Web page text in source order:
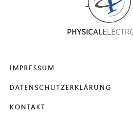
IMPRESSUM
DATENSCHUTZERKLÄRUNG
KONTAKT